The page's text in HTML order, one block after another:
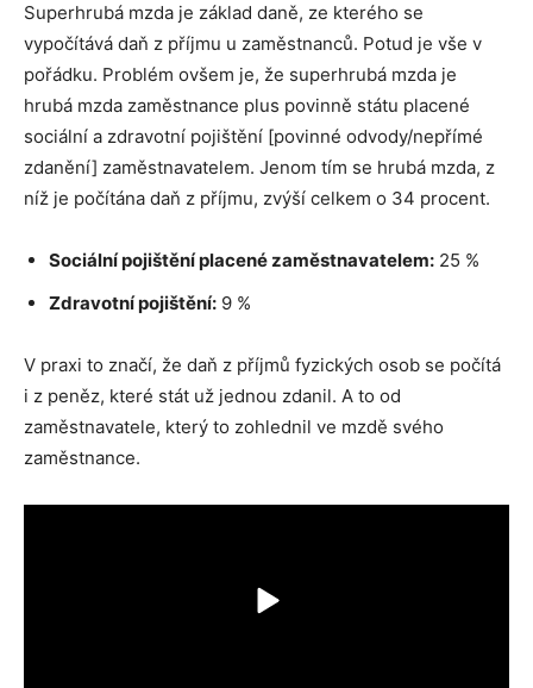
Superhrubá mzda je základ daně, ze kterého se
vypočítává daň z příjmu u zaměstnanců. Potud je vše v
pořádku. Problém ovšem je, že superhrubá mzda je
hrubá mzda zaměstnance plus povinně státu placené
sociální a zdravotní pojištění [povinné odvody/nepřímé
zdanění] zaměstnavatelem. Jenom tím se hrubá mzda, z
níž je počítána daň z příjmu, zvýší celkem o 34 procent.
Sociální pojištění placené zaměstnavatelem: 25 %
Zdravotní pojištění: 9 %
V praxi to značí, že daň z příjmů fyzických osob se počítá
i z peněz, které stát už jednou zdanil. A to od
zaměstnavatele, který to zohlednil ve mzdě svého
zaměstnance.